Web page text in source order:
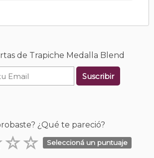
de Trapiche Medalla Blend
Suscribir
¿Qué te pareció?
Seleccioná un puntuaje